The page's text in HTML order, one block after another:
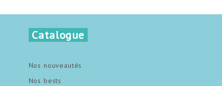
Catalogue
Nos nouveautés
Nos bests